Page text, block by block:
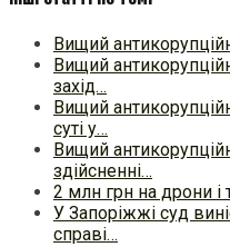
Вищий
Вищий
захід…
Вищий
суті у…
Вищий
здійсненні…
2 млн грн на дрони і
У Запоріжжі суд
справі…